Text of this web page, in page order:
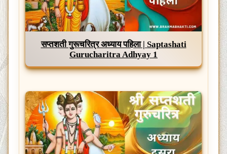
सप्तशती गुरूचरित्र अध्याय पहिला | Saptashati
Gurucharitra Adhyay 1